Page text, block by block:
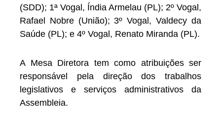
(SDD); 1ª Vogal, Índia Armelau (PL); 2º Vogal,
Rafael Nobre (União); 3º Vogal, Valdecy da
Saúde (PL); e 4º Vogal, Renato Miranda (PL).
A Mesa Diretora tem como atribuições ser
responsável pela direção dos trabalhos
legislativos e serviços administrativos da
Assembleia.